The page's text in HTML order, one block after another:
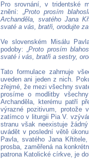
Pro srovnání, v tridentské
znění: „Proto prosím
Archanděla, svatého Jana
svaté a vás, bratři, orodujte
Ve slovenském Misálu
podoby: „Proto prosím
svaté i vás, bratři a sestry,
Tato formulace zahrnuje
uveden ani jeden z nich.
zřejmé, že mezi všechny
prosíme o modlitby
Archanděla, kterému patří
výrazné pozitivum, protože
zatímco v liturgii Pia V.
stranu však neexistuje
uvádět v poslední větě
Pavla, svatého Jana
prosba, zaměřená na
patrona Katolické církve, je